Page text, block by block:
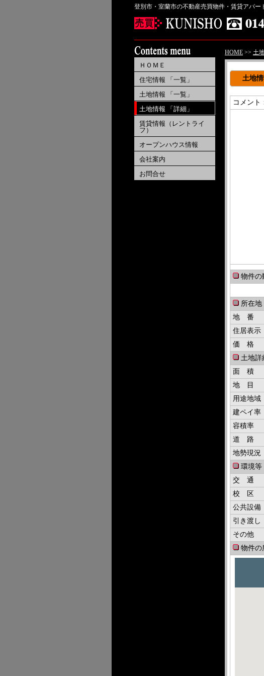
登別市・室蘭市の不動産売買物件・賃貸アパ
HOME >> 土
土地
コメント
物件の
所在地
地 番
住居表示
価 格
土地詳
面 積
地 目
用途地域
建ペイ率
容積率
道 路
地勢現況
環境等
交 通
校 区
公共設備
引き渡し
その他
物件の
ＨＯＭＥ
住宅情報 「一覧」
土地情報 「一覧」
土地情報 「詳細」
賃貸情報（レントライ
フ）
オープンハウス情報
会社案内
お問合せ